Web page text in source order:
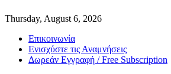
Thursday, August 6, 2026
Επικοινωνία
Ενισχύστε τις Αναμνήσεις
Δωρεάν Εγγραφή / Free Subscription